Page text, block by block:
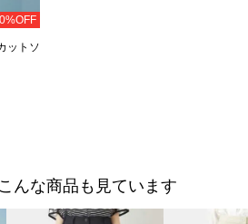
ットソ
んな商品も見ています